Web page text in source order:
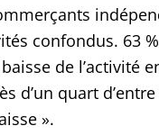
confondus. 63
de l’activité
d’un quart
».